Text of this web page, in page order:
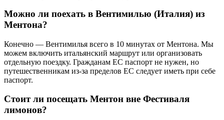
Можно ли поехать в Вентимилью (Италия) из
Ментона?
Конечно — Вентимилья всего в 10 минутах от Ментона. Мы
можем включить итальянский маршрут или организовать
отдельную поездку. Гражданам ЕС паспорт не нужен, но
путешественникам из-за пределов ЕС следует иметь при себе
паспорт.
Стоит ли посещать Ментон вне Фестиваля
лимонов?